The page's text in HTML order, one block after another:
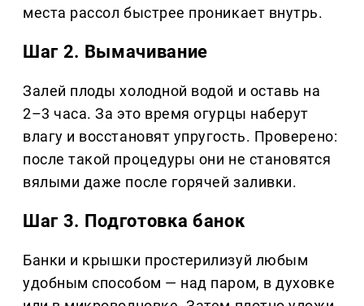
места рассол быстрее проникает внутрь.
Шаг 2. Вымачивание
Залей плоды холодной водой и оставь на
2–3 часа. За это время огурцы наберут
влагу и восстановят упругость. Проверено:
после такой процедуры они не становятся
вялыми даже после горячей заливки.
Шаг 3. Подготовка банок
Банки и крышки простерилизуй любым
удобным способом — над паром, в духовке